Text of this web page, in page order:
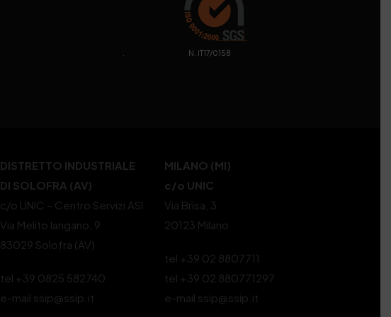
. N. IT17/0158
DISTRETTO INDUSTRIALE
DI SOLOFRA (AV)
c/o UNIC – Centro Servizi ASI
Via Melito Iangano, 9
83029 Solofra (AV)
tel +39 0825 582740
e-mail ssip@ssip.it
MILANO (MI)
c/o UNIC
Via Brisa, 3
20123 Milano
tel +39 02 8807711
tel +39 02 880771297
e-mail ssip@ssip.it